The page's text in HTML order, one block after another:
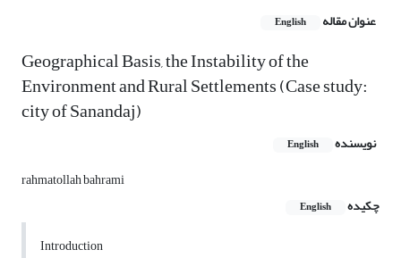
عنوان مقاله English
Geographical Basis, the Instability of the
Environment and Rural Settlements (Case study:
city of Sanandaj)
نویسنده English
rahmatollah bahrami
چکیده
English
Introduction